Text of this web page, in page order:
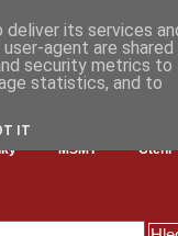
MŠMT Čtení
its services
agent are shared
security metrics to
statistics, and to
IT